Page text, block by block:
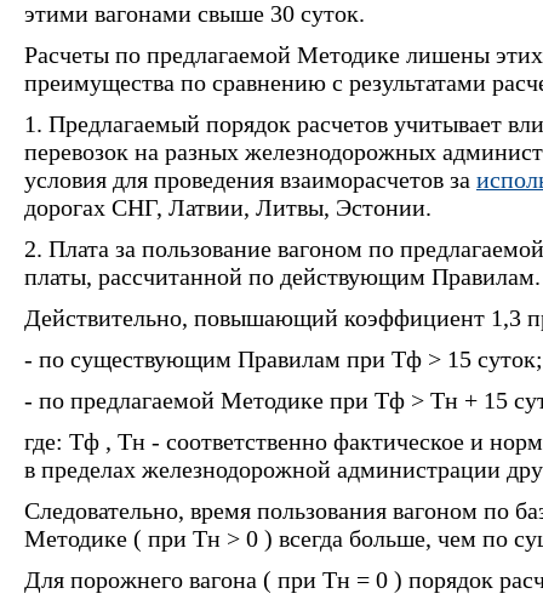
этими вагонами свыше 30 суток.
Расчеты по предлагаемой Методике лишены
преимущества по сравнению с результатами
1. Предлагаемый порядок расчетов учитывает
перевозок на разных железнодорожных
условия для проведения взаиморасчетов за
дорогах СНГ, Латвии, Литвы, Эстонии.
2. Плата за пользование вагоном по
платы, рассчитанной по действующим Правилам.
Действительно, повышающий коэффициент 1,3
- по существующим Правилам при Тф > 15 суток;
- по предлагаемой Методике при Тф > Тн + 15
где: Тф , Тн - соответственно фактическое и
в пределах железнодорожной администрации
Следовательно, время пользования вагоном по
Методике ( при Тн > 0 ) всегда больше, чем по
Для порожнего вагона ( при Тн = 0 ) порядок